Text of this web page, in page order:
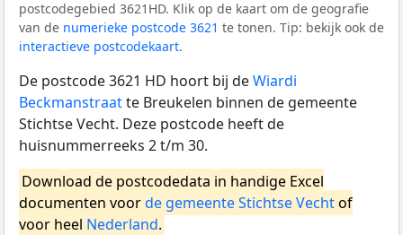
postcodegebied 3621HD. Klik op de kaart om de geografie
van de numerieke postcode 3621 te tonen. Tip: bekijk ook de
interactieve postcodekaart.
De postcode 3621 HD hoort bij deWiardi
Beckmanstraatte Breukelen binnen de gemeente
Stichtse Vecht. Deze postcode heeft de
huisnummerreeks 2 t/m 30.
Download de postcodedata in handige Excel
documenten voorde gemeente Stichtse Vechtof
voor heel Nederland.